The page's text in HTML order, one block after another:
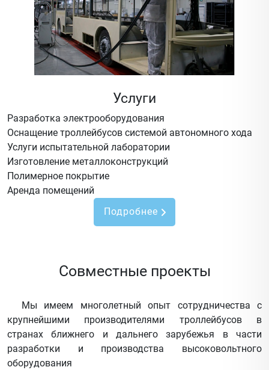
Услуги
Разработка электрооборудования
Оснащение троллейбусов системой автономного хода
Услуги испытательной лаборатории
Изготовление металлоконструкций
Полимерное покрытие
Аренда помещений
Подробнее
Совместные проекты
Мы имеем многолетный опыт сотрудничества с
крупнейшими производителями троллейбусов в
странах ближнего и дальнего зарубежья в части
разработки и производства высоковольтного
оборудования